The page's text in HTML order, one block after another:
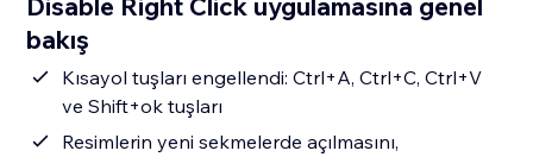
bakış
Kısayol tuşları engellendi: Ctrl+A, Ctrl+C, Ctrl+V
ve Shift+ok tuşları
Resimlerin yeni sekmelerde açılmasını,